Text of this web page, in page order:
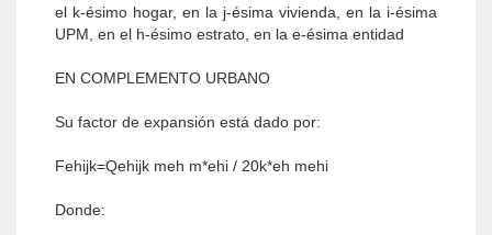
el k-ésimo hogar, en la j-ésima vivienda, en la i-ésima
UPM, en el h-ésimo estrato, en la e-ésima entidad
EN COMPLEMENTO URBANO
Su factor de expansión está dado por:
Fehijk=Qehijk meh m*ehi / 20k*eh mehi
Donde: